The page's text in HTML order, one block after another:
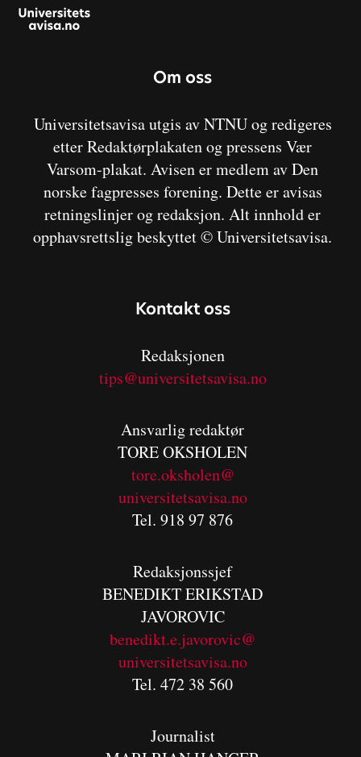
Om oss
Universitetsavisa utgis av NTNU og redigeres
etter Redaktørplakaten og pressens Vær
Varsom-plakat. Avisen er medlem av Den
norske fagpresses forening. Dette er avisas
retningslinjer og redaksjon. Alt innhold er
opphavsrettslig beskyttet © Universitetsavisa.
Kontakt oss
Redaksjonen
tips@universitetsavisa.no
Ansvarlig redaktør
TORE OKSHOLEN
tore.oksholen@
universitetsavisa.no
Tel. 918 97 876
Redaksjonssjef
BENEDIKTERIKSTAD
JAVOROVIC
benedikt.e.javorovic@
universitetsavisa.no
Tel. 472 38 560
Journalist